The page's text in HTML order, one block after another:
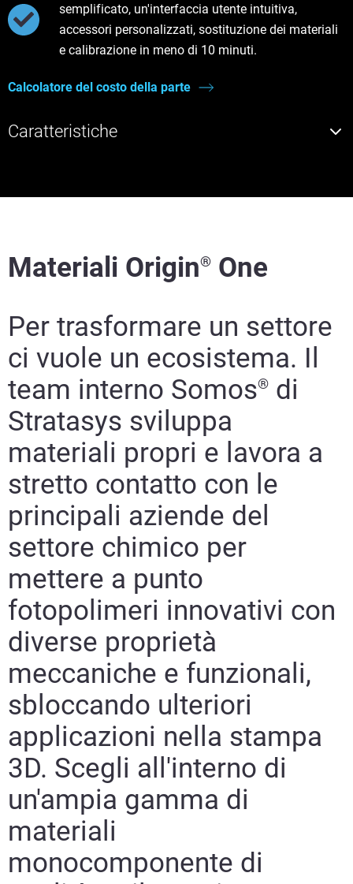
semplificato, un'interfaccia utente intuitiva,
accessori personalizzati, sostituzione dei materiali
e calibrazione in meno di 10 minuti.
Calcolatore del costo della parte
Caratteristiche
Materiali Origin® One
Per trasformare un settore
ci vuole un ecosistema. Il
team interno Somos® di
Stratasys sviluppa
materiali propri e lavora a
stretto contatto con le
principali aziende del
settore chimico per
mettere a punto
fotopolimeri innovativi con
diverse proprietà
meccaniche e funzionali,
sbloccando ulteriori
applicazioni nella stampa
3D. Scegli all'interno di
un'ampia gamma di
materiali
monocomponente di